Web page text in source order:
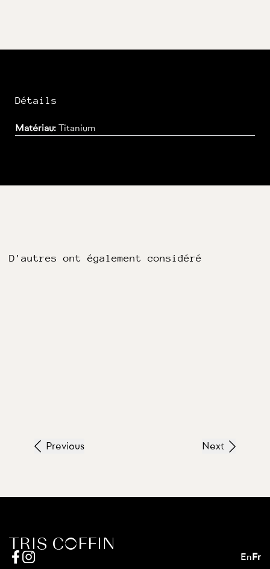
Détails
Matériau: Titanium
D'autres ont également considéré
Previous Next
En Fr